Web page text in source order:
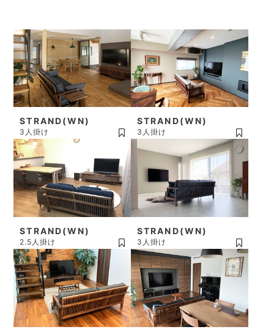
STRAND(WN)
3人掛け
STRAND(WN)
3人掛け
STRAND(WN)
2.5人掛け
STRAND(WN)
3人掛け